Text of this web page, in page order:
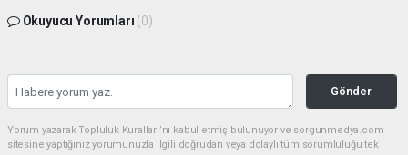
Okuyucu Yorumları (0)
Gönder
Yorum yazarak Topluluk Kuralları’nı kabul etmiş bulunuyor ve sorgunmedya.com
sitesine yaptığınız yorumunuzla ilgili doğrudan veya dolaylı tüm sorumluluğu tek